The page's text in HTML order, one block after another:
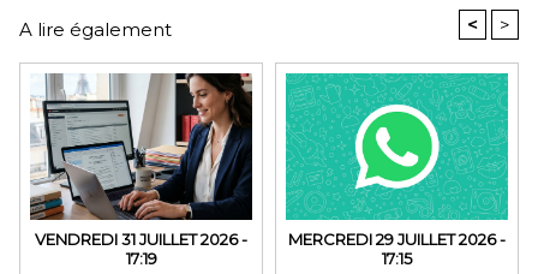
A lire également < >
VENDREDI 31 JUILLET 2026 -
17:19
MERCREDI 29 JUILLET 2026 -
17:15